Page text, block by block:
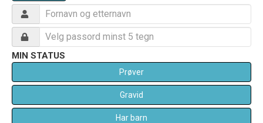
MIN STATUS
Prøver
Gravid
Har barn